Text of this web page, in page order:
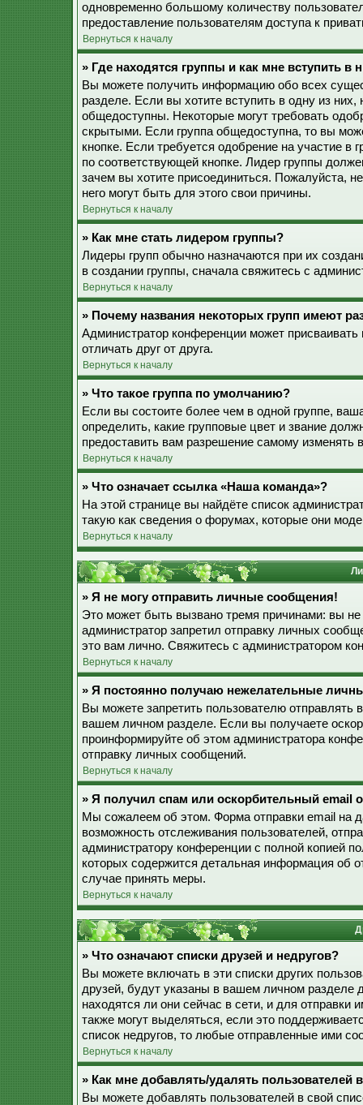
одновременно большому количеству
предоставление пользователям доступа к
Вернуться к началу
» Где находятся группы и как мне вступить в
Вы можете получить информацию обо всех
разделе. Если вы хотите вступить в одну из
общедоступны. Некоторые могут требовать
скрытыми. Если группа общедоступна, то вы
кнопке. Если требуется одобрение на участие в
по соответствующей кнопке. Лидер группы
зачем вы хотите присоединиться. Пожалуйста,
него могут быть для этого свои причины.
Вернуться к началу
» Как мне стать лидером группы?
Лидеры групп обычно назначаются при их
в создании группы, сначала свяжитесь с
Вернуться к началу
» Почему названия некоторых групп имеют
Администратор конференции может
отличать друг от друга.
Вернуться к началу
» Что такое группа по умолчанию?
Если вы состоите более чем в одной группе,
определить, какие групповые цвет и звание
предоставить вам разрешение самому
Вернуться к началу
» Что означает ссылка «Наша команда»?
На этой странице вы найдёте список
такую как сведения о форумах, которые они
Вернуться к началу
» Я не могу отправить личные сообщения!
Это может быть вызвано тремя причинами: вы
администратор запретил отправку личных
это вам лично. Свяжитесь с администратором
Вернуться к началу
» Я постоянно получаю нежелательные
Вы можете запретить пользователю
вашем личном разделе. Если вы получаете
проинформируйте об этом администратора
отправку личных сообщений.
Вернуться к началу
» Я получил спам или оскорбительный email
Мы сожалеем об этом. Форма отправки email на
возможность отслеживания пользователей,
администратору конференции с полной копией
которых содержится детальная информация об
случае принять меры.
Вернуться к началу
» Что означают списки друзей и недругов?
Вы можете включать в эти списки других
друзей, будут указаны в вашем личном разделе
находятся ли они сейчас в сети, и для
также могут выделяться, если это
список недругов, то любые отправленные ими
Вернуться к началу
» Как мне добавлять/удалять пользователей
Вы можете добавлять пользователей в свой